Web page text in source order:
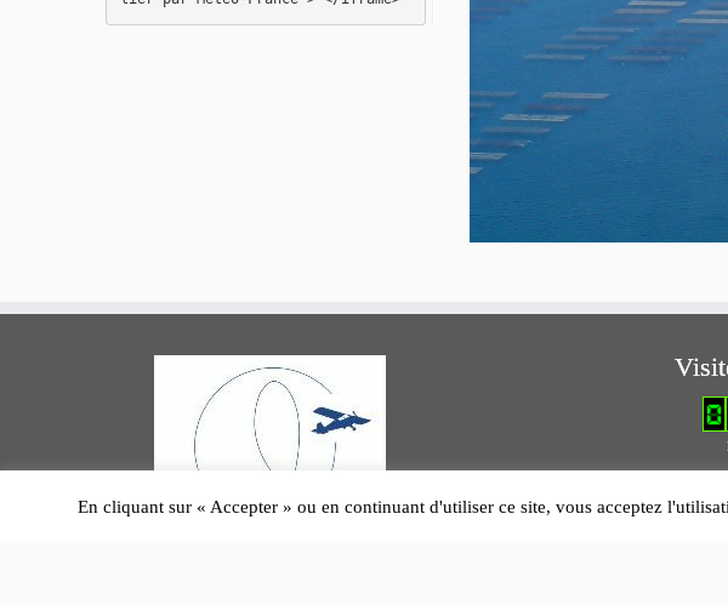
En cliquant sur « Accepter » ou en continuant d'utiliser ce site, vous acceptez